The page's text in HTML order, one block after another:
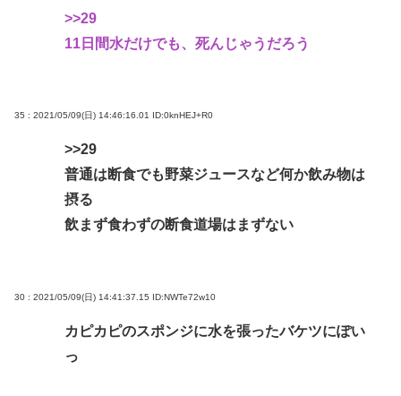
>>29
11日間水だけでも、死んじゃうだろう
35 : 2021/05/09(日) 14:46:16.01 ID:0knHEJ+R0
>>29
普通は断食でも野菜ジュースなど何か飲み物は
摂る
飲まず食わずの断食道場はまずない
30 : 2021/05/09(日) 14:41:37.15 ID:NWTe72w10
カピカピのスポンジに水を張ったバケツにぽい
っ